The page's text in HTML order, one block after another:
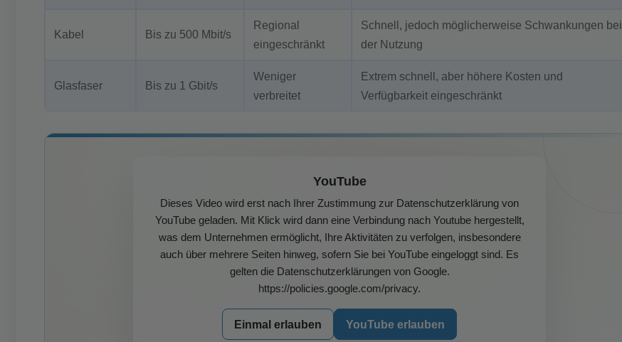
Kabel Bis zu 500 Mbit/s
Regional
eingeschränkt
Schnell, jedoch möglicherweise Schwankungen bei
der Nutzung
Glasfaser Bis zu 1 Gbit/s
Weniger
verbreitet
Extrem schnell, aber höhere Kosten und
Verfügbarkeit eingeschränkt
YouTube
Dieses Video wird erst nach Ihrer Zustimmung zur Datenschutzerklärung von
YouTube geladen. Mit Klick wird dann eine Verbindung nach Youtube hergestellt,
was dem Unternehmen ermöglicht, Ihre Aktivitäten zu verfolgen, insbesondere
auch über mehrere Seiten hinweg, sofern Sie bei YouTube eingeloggt sind. Es
gelten die Datenschutzerklärungen von Google.
https://policies.google.com/privacy.
Einmal erlauben YouTube erlauben